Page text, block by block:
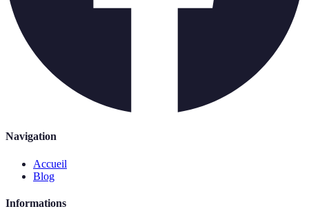
Navigation
Accueil
Blog
Informations